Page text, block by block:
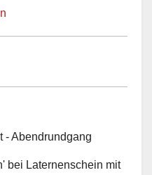
- Abendrundgang
bei Laternenschein mit